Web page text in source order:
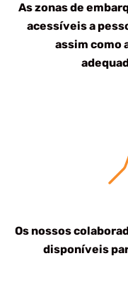
As zonas de
acessíveis a
assim como
Os nossos
disponíveis